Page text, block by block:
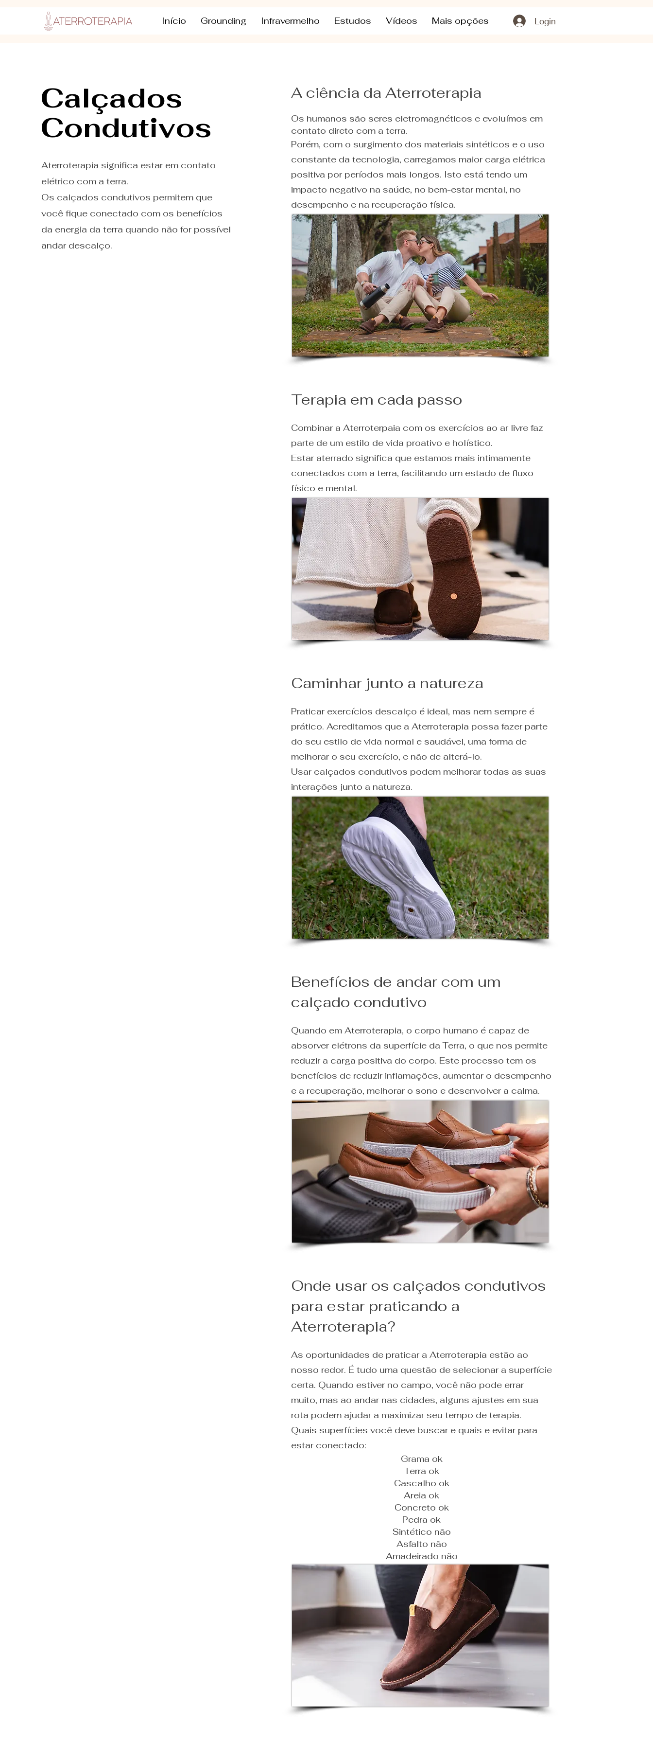
Início Grounding Infravermelho Estudos Vídeos Mais opções Login
Calçados
Condutivos
Aterroterapia significa estar em contato
elétrico com a terra.
Os calçados condutivos permitem que
você fique conectado com os benefícios
da energia da terra quando não for possível
andar descalço.
A ciência da Aterroterapia
Os humanos são seres eletromagnéticos e evoluímos em
contato direto com a terra.
Porém, com o surgimento dos materiais sintéticos e o uso
constante da tecnologia, carregamos maior carga elétrica
positiva por períodos mais longos. Isto está tendo um
impacto negativo na saúde, no bem-estar mental, no
desempenho e na recuperação física.
Terapia em cada passo
Combinar a Aterroterpaia com os exercícios ao ar livre faz
parte de um estilo de vida proativo e holístico.
Estar aterrado significa que estamos mais intimamente
conectados com a terra, facilitando um estado de fluxo
físico e mental.
Caminhar junto a natureza
Praticar exercícios descalço é ideal, mas nem sempre é
prático. Acreditamos que a Aterroterapia possa fazer parte
do seu estilo de vida normal e saudável, uma forma de
melhorar o seu exercício, e não de alterá-lo.
Usar calçados condutivos podem melhorar todas as suas
interações junto a natureza.
Benefícios de andar com um
calçado condutivo
Quando em Aterroterapia, o corpo humano é capaz de
absorver elétrons da superfície da Terra, o que nos permite
reduzir a carga positiva do corpo. Este processo tem os
benefícios de reduzir inflamações, aumentar o desempenho
e a recuperação, melhorar o sono e desenvolver a calma.
Onde usar os calçados condutivos
para estar praticando a
Aterroterapia?
As oportunidades de praticar a Aterroterapia estão ao
nosso redor. É tudo uma questão de selecionar a superfície
certa. Quando estiver no campo, você não pode errar
muito, mas ao andar nas cidades, alguns ajustes em sua
rota podem ajudar a maximizar seu tempo de terapia.
Quais superfícies você deve buscar e quais e evitar para
estar conectado:
Grama ok
Terra ok
Cascalho ok
Areia ok
Concreto ok
Pedra ok
Sintético não
Asfalto não
Amadeirado não